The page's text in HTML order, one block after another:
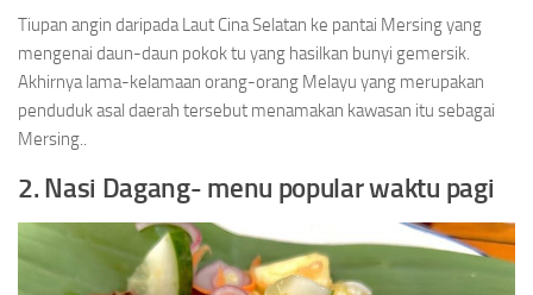
Tiupan angin daripada Laut Cina Selatan ke pantai Mersing yang
mengenai daun-daun pokok tu yang hasilkan bunyi gemersik.
Akhirnya lama-kelamaan orang-orang Melayu yang merupakan
penduduk asal daerah tersebut menamakan kawasan itu sebagai
Mersing..
2. Nasi Dagang- menu popular waktu pagi